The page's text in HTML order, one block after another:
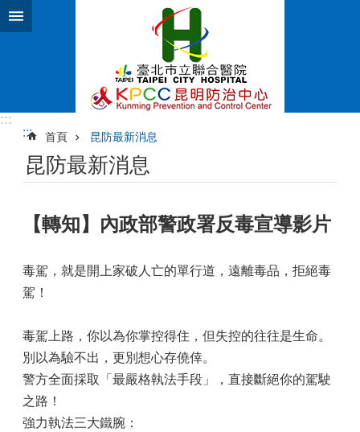
跳到主要內容區塊
:::
:::
首頁 昆防最新消息
昆防最新消息
【轉知】內政部警政署反毒宣導影片
毒駕，就是開上家破人亡的單行道，遠離毒品，拒絕毒
駕！
毒駕上路，你以為你掌控得住，但失控的往往是生命。
別以為驗不出，更別想心存僥倖。
警方全面採取「最嚴格執法手段」，直接斷絕你的駕駛
之路！
強力執法三大鐵腕：